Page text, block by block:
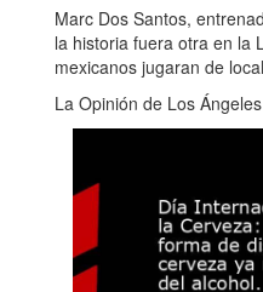
Marc Dos Santos,
la historia fuera otra en la
mexicanos jugaran de
La Opinión de Los Ángeles